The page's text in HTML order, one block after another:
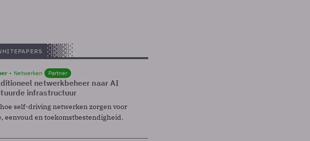
Netwerken Partner
netwerkbeheer naar AI
infrastructuur
self-driving netwerken zorgen voor
eenvoud en toekomstbestendigheid.